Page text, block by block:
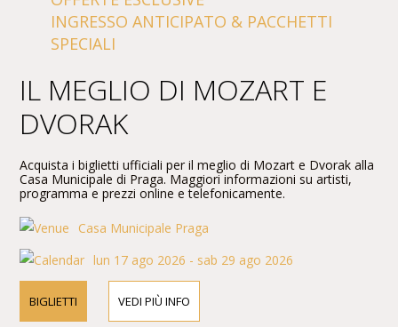
INGRESSO ANTICIPATO & PACCHETTI
SPECIALI
IL MEGLIO DI MOZART E
DVORAK
Acquista i biglietti ufficiali per il meglio di Mozart e Dvorak alla
Casa Municipale di Praga. Maggiori informazioni su artisti,
programma e prezzi online e telefonicamente.
Casa Municipale Praga
lun 17 ago 2026 - sab 29 ago 2026
BIGLIETTI VEDI PIÙ INFO